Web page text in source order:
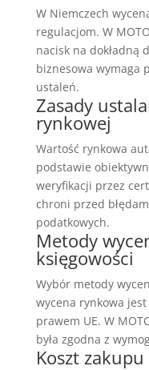
W Niemczech
regulacjom. W
nacisk na dokładną
biznesowa wymaga
ustaleń.
Zasady
rynkowej
Wartość rynkowa
podstawie
weryfikacji przez
chroni przed
podatkowych.
Metody
księgowości
Wybór metody
wycena rynkowa
prawem UE. W
była zgodna z
Koszt